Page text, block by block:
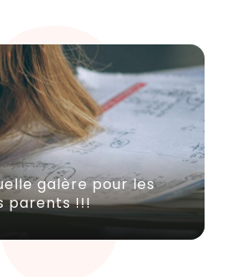
galère pour les
parents !!!